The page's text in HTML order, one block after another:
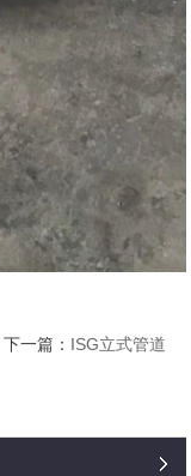
下一篇： ISG立式管道